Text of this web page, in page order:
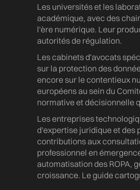
Les universités et les
académique, avec des
l'ère numérique. Leur
autorités de régulation.
Les cabinets d'avocats
sur la protection des
encore sur le contentieux
européens au sein du
normative et décisionnelle
Les entreprises
d'expertise juridique et des
contributions aux
professionnel en
automatisation des ROPA,
croissance. Le guide